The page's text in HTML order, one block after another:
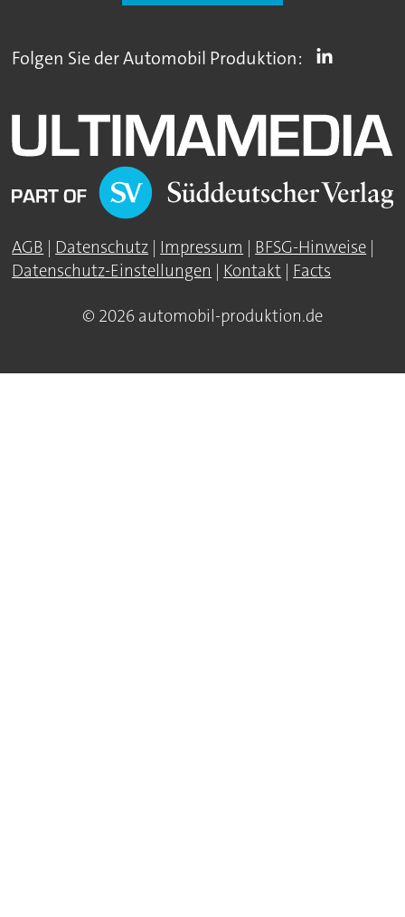
Folgen Sie der Automobil Produktion:
AGB | Datenschutz | Impressum | BFSG-Hinweise |
Datenschutz-Einstellungen | Kontakt | Facts
© 2026 automobil-produktion.de